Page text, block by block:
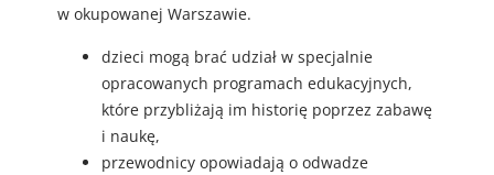
w okupowanej Warszawie.
dzieci mogą brać udział w specjalnie
opracowanych programach edukacyjnych,
które przybliżają im historię poprzez zabawę
i naukę,
przewodnicy opowiadają o odwadze